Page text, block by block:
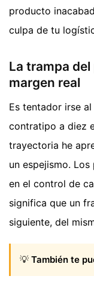
producto
culpa de tu
La trampa
margen real
Es tentador irse
contratipo a diez
trayectoria he
un espejismo.
en el control de
significa que un
siguiente, del
💡 También te